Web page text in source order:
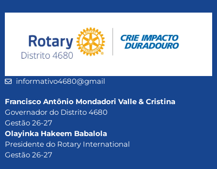
informativo4680@gmail
Francisco Antônio Mondadori Valle & Cristina
Governador do Distrito 4680
Gestão 26-27
Olayinka Hakeem Babalola
Presidente do Rotary International
Gestão 26-27